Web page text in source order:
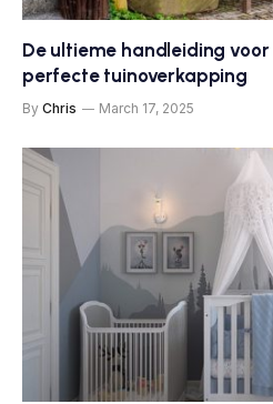
De ultieme handleiding
perfecte tuinoverkapping
By Chris March 17, 2025